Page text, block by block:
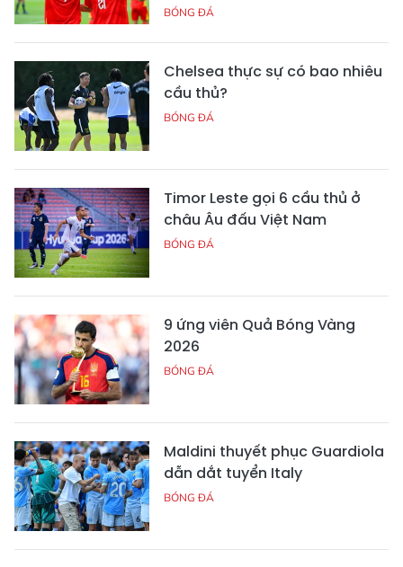
BÓNG ĐÁ
Chelsea thực sự có bao nhiêu
cầu thủ?
BÓNG ĐÁ
Timor Leste gọi 6 cầu thủ ở
châu Âu đấu Việt Nam
BÓNG ĐÁ
9 ứng viên Quả Bóng Vàng
2026
BÓNG ĐÁ
Maldini thuyết phục Guardiola
dẫn dắt tuyển Italy
BÓNG ĐÁ